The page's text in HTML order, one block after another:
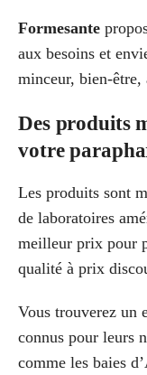
Formesante
aux besoins et
minceur, bien-
Des produits
votre
Les produits sont
de laboratoires
meilleur prix pour
qualité à prix
Vous trouverez un
connus pour leurs
comme les baies